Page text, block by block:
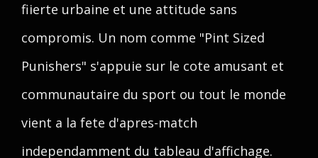
fiierte urbaine et une attitude sans
compromis. Un nom comme "Pint Sized
Punishers" s'appuie sur le cote amusant et
communautaire du sport ou tout le monde
vient a la fete d'apres-match
independamment du tableau d'affichage.